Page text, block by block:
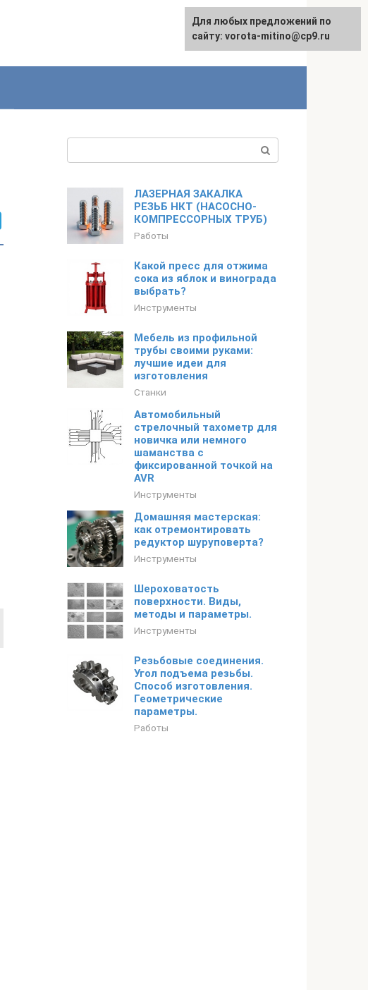
ЛАЗЕРНАЯ ЗАКАЛКА
РЕЗЬБ НКТ (НАСОСНО-
КОМПРЕССОРНЫХ ТРУБ)
Работы
Какой пресс для отжима
сока из яблок и винограда
выбрать?
Инструменты
Мебель из профильной
трубы своими руками:
лучшие идеи для
изготовления
Станки
Автомобильный
стрелочный тахометр для
новичка или немного
шаманства с
фиксированной точкой на
AVR
Инструменты
Домашняя мастерская:
как отремонтировать
редуктор шуруповерта?
Инструменты
Шероховатость
поверхности. Виды,
методы и параметры.
Инструменты
Резьбовые соединения.
Угол подъема резьбы.
Способ изготовления.
Геометрические
параметры.
Работы
Для любых предложений по
сайту: vorota-mitino@cp9.ru